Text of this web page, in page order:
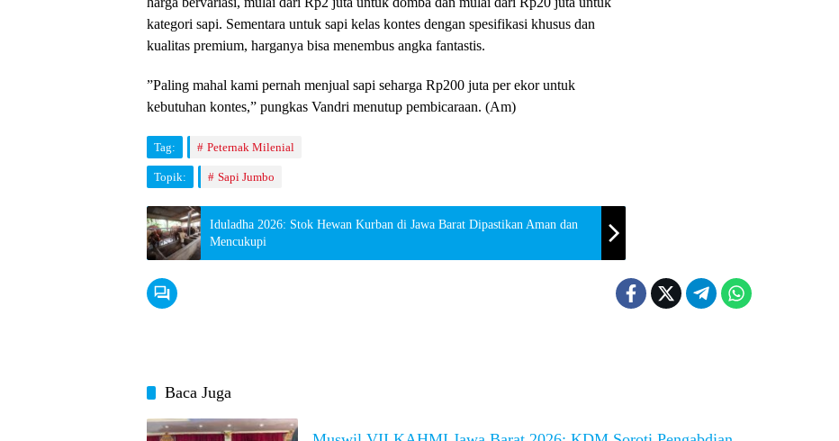
kategori sapi. Sementara untuk sapi kelas kontes dengan spesifikasi khusus dan
kualitas premium, harganya bisa menembus angka fantastis.
​”Paling mahal kami pernah menjual sapi seharga Rp200 juta per ekor untuk
kebutuhan kontes,” pungkas Vandri menutup pembicaraan. (Am)
Tag: Peternak Milenial
Topik: Sapi Jumbo
Iduladha 2026: Stok Hewan Kurban di Jawa Barat Dipastikan Aman dan
Mencukupi
Baca Juga